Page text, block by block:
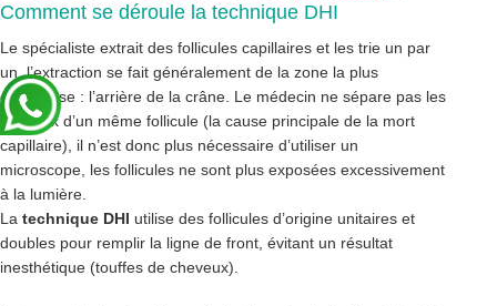
Comment se déroule la technique DHI
Le spécialiste extrait des follicules capillaires et les trie un par
un, l’extraction se fait généralement de la zone la plus
généreuse : l’arrière de la crâne. Le médecin ne sépare pas les
cheveux d’un même follicule (la cause principale de la mort
capillaire), il n’est donc plus nécessaire d’utiliser un
microscope, les follicules ne sont plus exposées excessivement
à la lumière.
La technique DHI utilise des follicules d’origine unitaires et
doubles pour remplir la ligne de front, évitant un résultat
inesthétique (touffes de cheveux).